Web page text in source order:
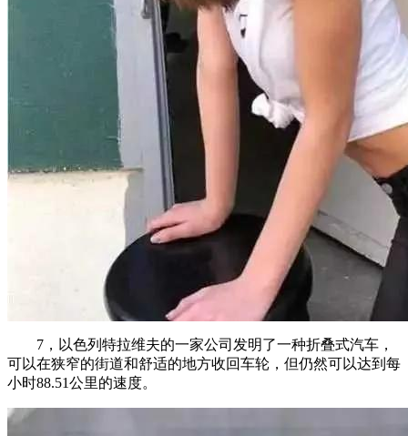
7，以色列特拉维夫的一家公司发明了一种折叠式汽车，
可以在狭窄的街道和舒适的地方收回车轮，但仍然可以达到每
小时88.51公里的速度。